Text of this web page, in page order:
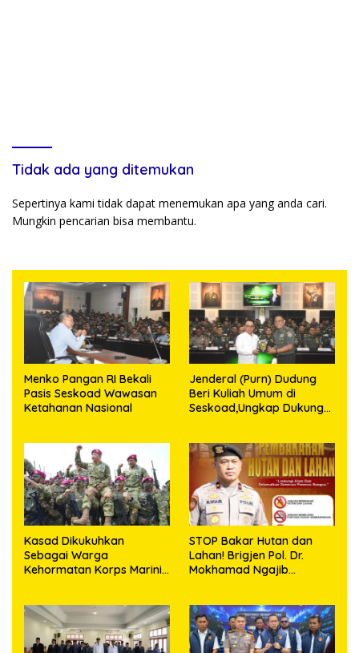
Tidak ada yang ditemukan
Sepertinya kami tidak dapat menemukan apa yang anda cari.
Mungkin pencarian bisa membantu.
Menko Pangan RI Bekali
Pasis Seskoad Wawasan
Ketahanan Nasional
Jenderal (Purn) Dudung
Beri Kuliah Umum di
Seskoad,Ungkap Dukung
Kasad Dikukuhkan
Sebagai Warga
Kehormatan Korps Marinir
STOP Bakar Hutan dan
Lahan! Brigjen Pol. Dr.
Mokhamad Ngajib
Masa Depan!